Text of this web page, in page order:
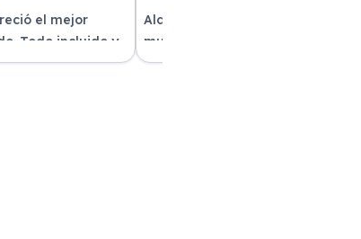
el mejor
Todo incluido y
servicio!
Alquilar un coche con Xe
muy sencillo. Tienen una gran
variedad y el trato fue